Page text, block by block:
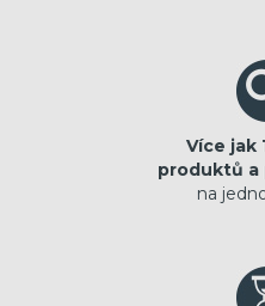
Více jak
produktů a
na